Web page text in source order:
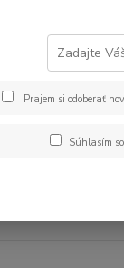
Prajem si odoberať
Súhlasím so